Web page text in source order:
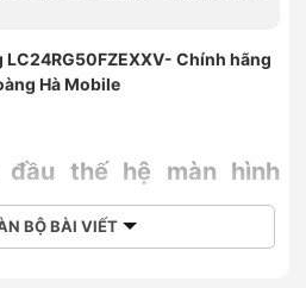
Chính hãng
Hà Mobile
đầu thế hệ màn hình
của Samsung tự hào là một
BỘ BÀI VIẾT